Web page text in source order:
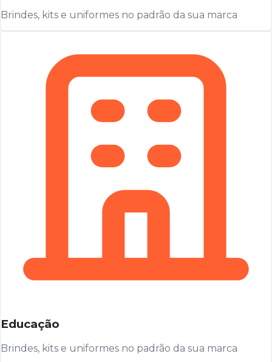
Brindes, kits e uniformes no padrão da sua marca
Educação
Brindes, kits e uniformes no padrão da sua marca